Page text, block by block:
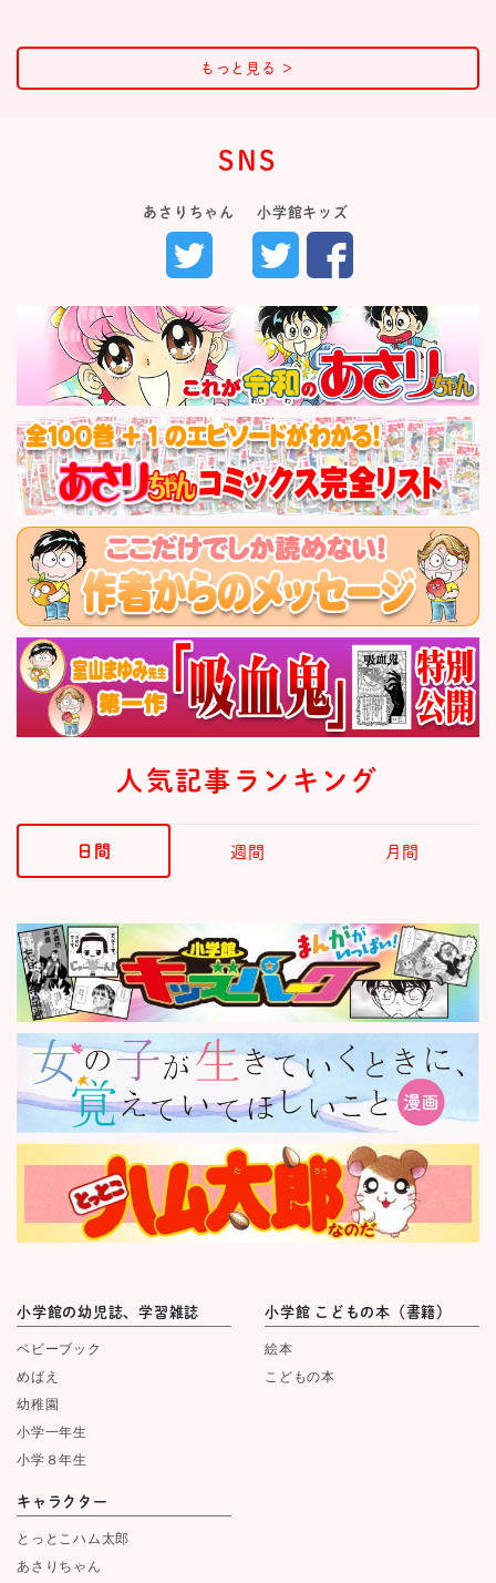
もっと見る ＞
SNS
あさりちゃん 小学館キッズ
人気記事ランキング
日間 週間 月間
小学館の幼児誌、学習雑誌
ベビーブック
めばえ
幼稚園
小学一年生
小学８年生
小学館 こどもの本（書籍）
絵本
こどもの本
キャラクター
とっとこハム太郎
あさりちゃん